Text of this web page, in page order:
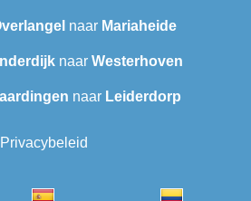
naar Mariaheide
naar Westerhoven
naar Leiderdorp
Privacybeleid